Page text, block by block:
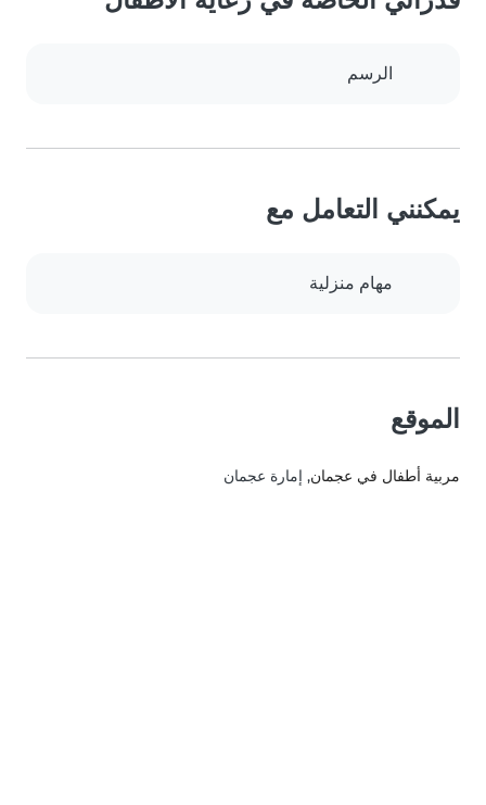
الرسم
يمكنني التعامل مع
مهام منزلية
الموقع
مربية أطفال في عجمان, إمارة عجمان